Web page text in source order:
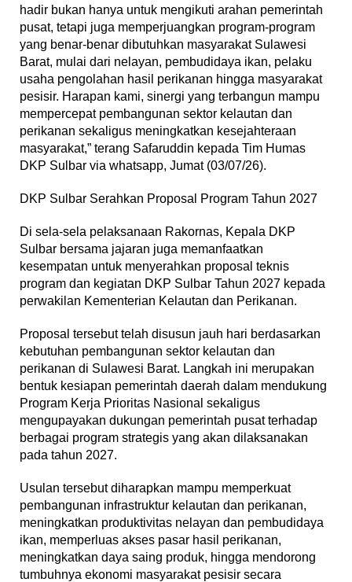
hadir bukan hanya untuk mengikuti arahan pemerintah
pusat, tetapi juga memperjuangkan program-program
yang benar-benar dibutuhkan masyarakat Sulawesi
Barat, mulai dari nelayan, pembudidaya ikan, pelaku
usaha pengolahan hasil perikanan hingga masyarakat
pesisir. Harapan kami, sinergi yang terbangun mampu
mempercepat pembangunan sektor kelautan dan
perikanan sekaligus meningkatkan kesejahteraan
masyarakat,” terang Safaruddin kepada Tim Humas
DKP Sulbar via whatsapp, Jumat (03/07/26).
DKP Sulbar Serahkan Proposal Program Tahun 2027
Di sela-sela pelaksanaan Rakornas, Kepala DKP
Sulbar bersama jajaran juga memanfaatkan
kesempatan untuk menyerahkan proposal teknis
program dan kegiatan DKP Sulbar Tahun 2027 kepada
perwakilan Kementerian Kelautan dan Perikanan.
Proposal tersebut telah disusun jauh hari berdasarkan
kebutuhan pembangunan sektor kelautan dan
perikanan di Sulawesi Barat. Langkah ini merupakan
bentuk kesiapan pemerintah daerah dalam mendukung
Program Kerja Prioritas Nasional sekaligus
mengupayakan dukungan pemerintah pusat terhadap
berbagai program strategis yang akan dilaksanakan
pada tahun 2027.
Usulan tersebut diharapkan mampu memperkuat
pembangunan infrastruktur kelautan dan perikanan,
meningkatkan produktivitas nelayan dan pembudidaya
ikan, memperluas akses pasar hasil perikanan,
meningkatkan daya saing produk, hingga mendorong
tumbuhnya ekonomi masyarakat pesisir secara